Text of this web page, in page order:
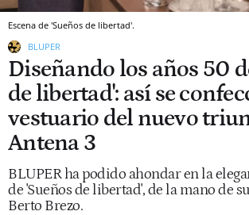
Escena de 'Sueños de libertad'.
BLUPER
Diseñando los años 50
de libertad': así se
vestuario del nuevo
Antena 3
BLUPER ha podido ahondar en la
de 'Sueños de libertad', de la mano de
Berto Brezo.